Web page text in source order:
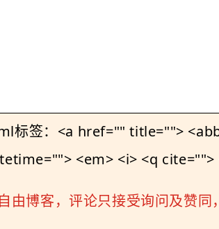
标签：<a href="" title="">
<em> <i> <q
由博客，评论只接受询问及赞